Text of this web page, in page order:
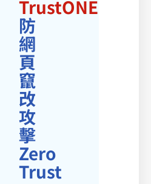
TrustONE
防
網
頁
竄
改
攻
擊
Zero
Trust